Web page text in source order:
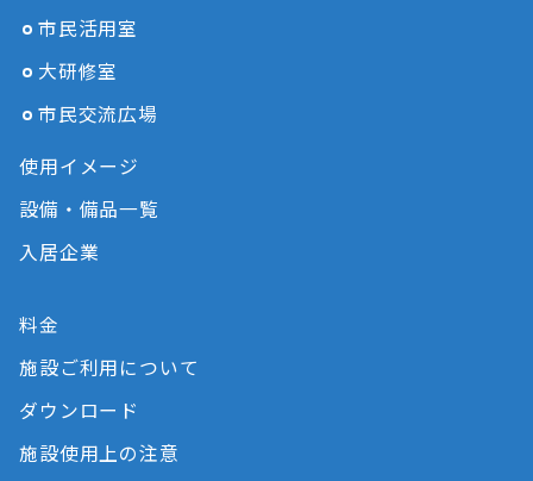
市民活用室
大研修室
市民交流広場
使用イメージ
設備・備品一覧
入居企業
料金
施設ご利用について
ダウンロード
施設使用上の注意